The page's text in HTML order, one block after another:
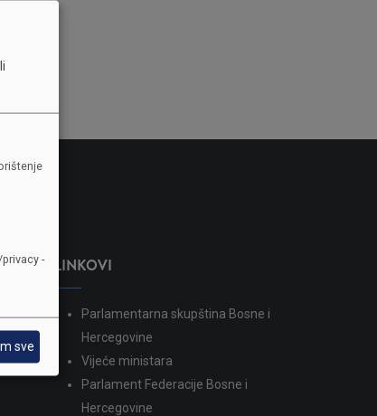
LINKOVI
Parlamentarna skupština Bosne i
Hercegovine
Vijeće ministara
Parlament Federacije Bosne i
Hercegovine
-
sve